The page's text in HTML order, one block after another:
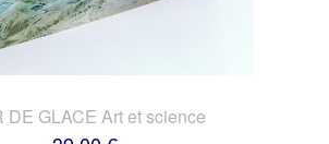
DE GLACE Art et science